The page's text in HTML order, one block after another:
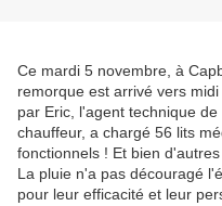
Ce mardi 5 novembre, à
remorque est arrivé vers
par Eric, l'agent technique
chauffeur, a chargé 56 lits
fonctionnels ! Et bien d'autres
La pluie n'a pas découragé
pour leur efficacité et leur